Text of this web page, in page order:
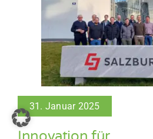
31. Januar 2025